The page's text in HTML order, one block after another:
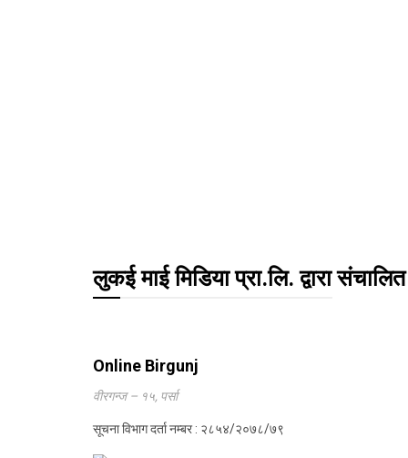
लुकई माई मिडिया प्रा.लि. द्वारा संचालित
Online Birgunj
वीरगन्ज – १५, पर्सा
सूचना विभाग दर्ता नम्बर : २८५४/२०७८/७९